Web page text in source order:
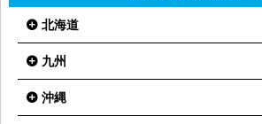
北海道
九州
沖縄